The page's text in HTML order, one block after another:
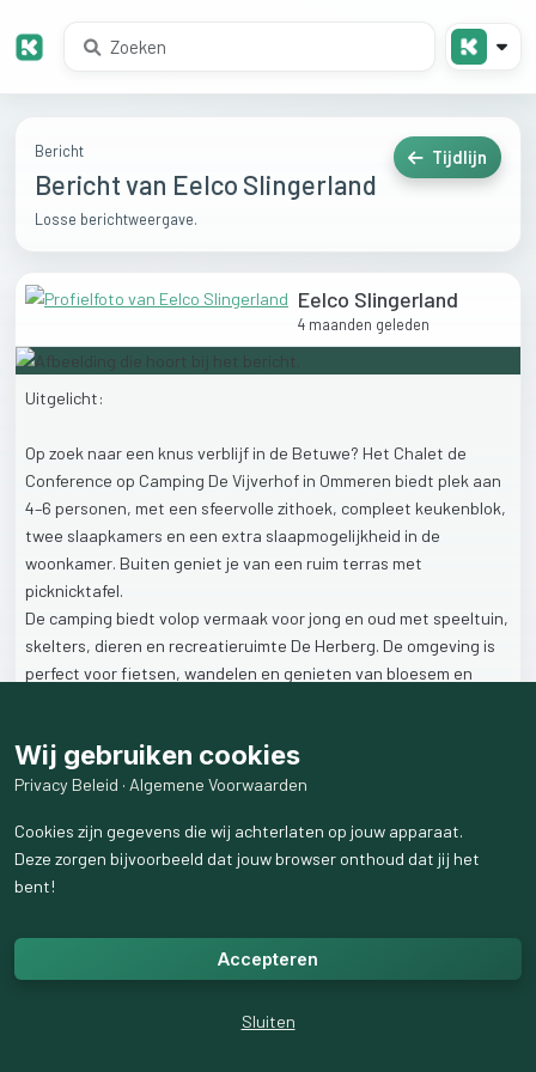
Bericht
Bericht van Eelco Slingerland
Losse berichtweergave.
Tijdlijn
Eelco Slingerland
4 maanden geleden
Uitgelicht:
Op zoek naar een knus verblijf in de Betuwe? Het Chalet de
Conference op Camping De Vijverhof in Ommeren biedt plek aan
4–6 personen, met een sfeervolle zithoek, compleet keukenblok,
twee slaapkamers en een extra slaapmogelijkheid in de
woonkamer. Buiten geniet je van een ruim terras met
picknicktafel.
De camping biedt volop vermaak voor jong en oud met speeltuin,
skelters, dieren en recreatieruimte De Herberg. De omgeving is
perfect voorfietsen, wandelen en genieten van bloesem en
ontdekdeBetuweopz’nmooist.
#vakantieinEigenLand #Betuwe #chalet #kamperen
#vakantiehuisje
Wij gebruiken cookies
Privacy Beleid · Algemene Voorwaarden
Cookies zijn gegevens die wij achterlaten op jouw apparaat.
Deze zorgen bijvoorbeeld dat jouw browser onthoud dat jij het
bent!
Accepteren
Sluiten